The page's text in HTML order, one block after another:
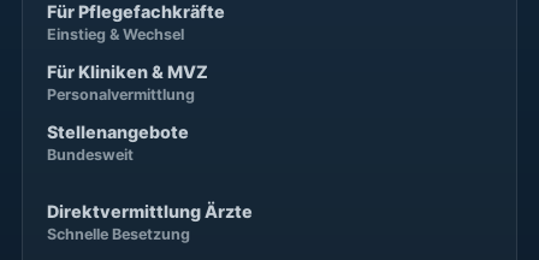
Für Pflegefachkräfte
Einstieg & Wechsel
Für Kliniken & MVZ
Personalvermittlung
Stellenangebote
Bundesweit
Direktvermittlung Ärzte
Schnelle Besetzung